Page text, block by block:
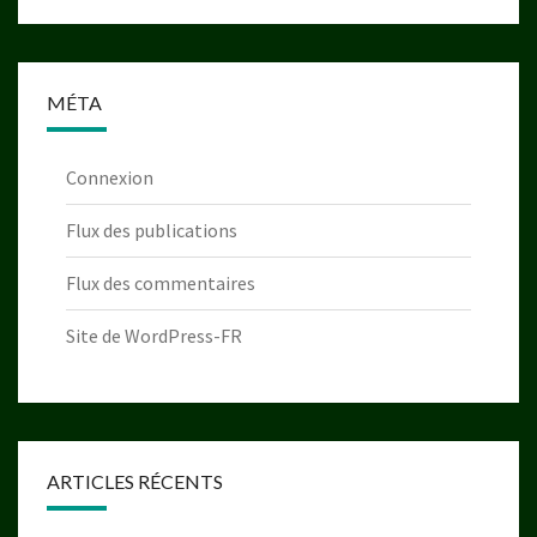
MÉTA
Connexion
Flux des publications
Flux des commentaires
Site de WordPress-FR
ARTICLES RÉCENTS